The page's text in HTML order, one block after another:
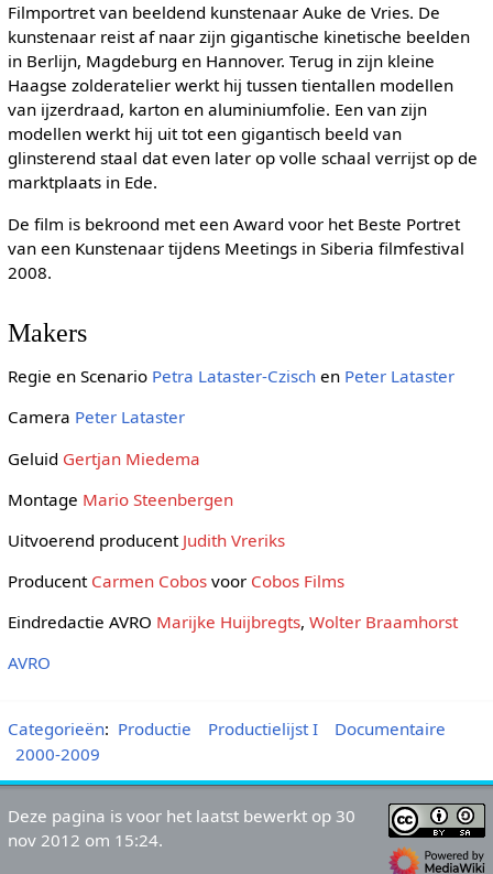
Filmportret van beeldend kunstenaar Auke de Vries. De
kunstenaar reist af naar zijn gigantische kinetische beelden
in Berlijn, Magdeburg en Hannover. Terug in zijn kleine
Haagse zolderatelier werkt hij tussen tientallen modellen
van ijzerdraad, karton en aluminiumfolie. Een van zijn
modellen werkt hij uit tot een gigantisch beeld van
glinsterend staal dat even later op volle schaal verrijst op de
marktplaats in Ede.
De film is bekroond met een Award voor het Beste Portret
van een Kunstenaar tijdens Meetings in Siberia filmfestival
2008.
Makers
Regie en Scenario Petra Lataster-Czischen Peter Lataster
Camera Peter Lataster
Geluid Gertjan Miedema
Montage Mario Steenbergen
Uitvoerend producent Judith Vreriks
Producent Carmen Cobosvoor Cobos Films
Eindredactie AVRO Marijke Huijbregts, Wolter Braamhorst
AVRO
Categorieën: Productie Productielijst I
Documentaire
2000-2009
Deze pagina is voor het laatst bewerkt op 30
nov 2012 om 15:24.